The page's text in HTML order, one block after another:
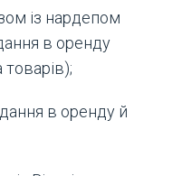
із нардепом
в оренду
в оренду й